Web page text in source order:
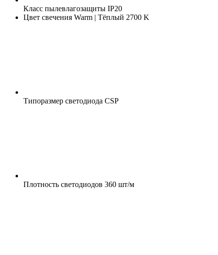
Класс пылевлагозащиты IP20
Цвет свечения Warm | Тёплый 2700 K
Типоразмер светодиода CSP
Плотность светодиодов 360 шт/м